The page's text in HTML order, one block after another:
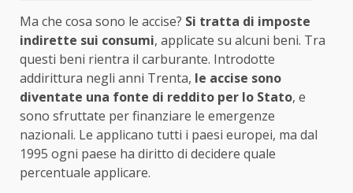
Ma che cosa sono le accise? Si tratta di imposte
indirette sui consumi, applicate su alcuni beni. Tra
questi beni rientra il carburante. Introdotte
addirittura negli anni Trenta, le accise sono
diventate una fonte di reddito per lo Stato, e
sono sfruttate per finanziare le emergenze
nazionali. Le applicano tutti i paesi europei, ma dal
1995 ogni paese ha diritto di decidere quale
percentuale applicare.